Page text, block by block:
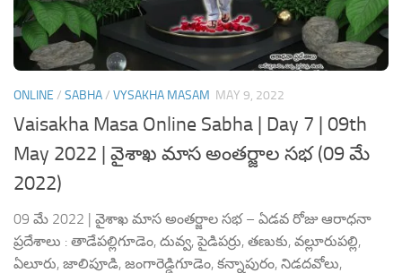
ONLINE / SABHA/ VYSAKHA MASAM MAY 9, 2022
Vaisakha Masa Online Sabha | Day 7 | 09th
May 2022 | వైశాఖ మాస అంతర్జాల సభ (09 మే
2022)
09 మే 2022 | వైశాఖ మాస అంతర్జాల సభ – ఏడవ రోజు ఆరాధనా
ప్రదేశాలు : తాడేపల్లిగూడెం, దువ్వ, పైడిపర్రు, తణుకు, వల్లూరుపల్లి,
ఏలూరు, జాలిపూడి, జంగారెడ్డిగూడెం, కన్నాపురం, నిడదవోలు,